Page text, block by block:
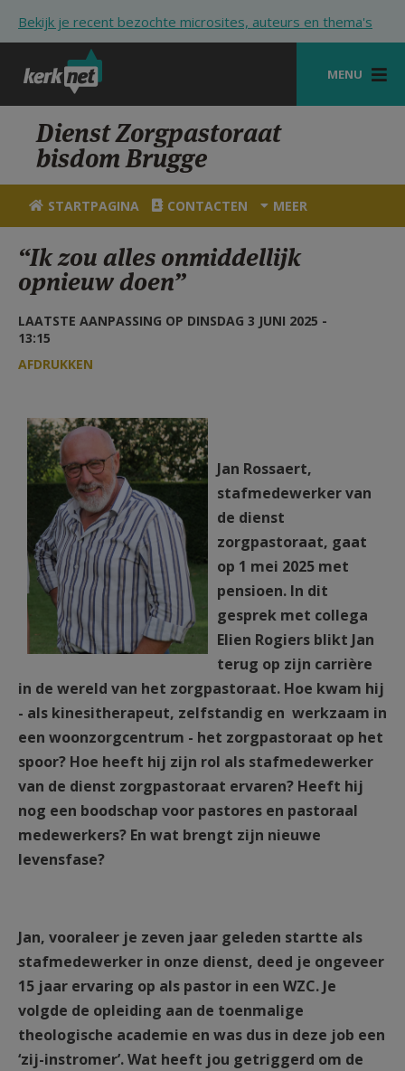
Bekijk je recent bezochte microsites, auteurs en thema's
MENU
STARTPAGINA
KERK
VIERINGEN
ZOEKEN
HULP
AANMELDEN OF REGISTREREN
Dienst Zorgpastoraat
bisdom Brugge
STARTPAGINA CONTACTEN MEER
“Ik zou alles onmiddellijk
opnieuw doen”
LAATSTE AANPASSING OP DINSDAG 3 JUNI 2025 -
13:15
AFDRUKKEN
Jan Rossaert
Jan Rossaert,
stafmedewerker van
de dienst
zorgpastoraat, gaat
op 1 mei 2025 met
pensioen. In dit
gesprek met collega
Elien Rogiers blikt Jan
terug op zijn carrière
in de wereld van het zorgpastoraat. Hoe kwam hij
- als kinesitherapeut, zelfstandig en werkzaam in
een woonzorgcentrum - het zorgpastoraat op het
spoor? Hoe heeft hij zijn rol als stafmedewerker
van de dienst zorgpastoraat ervaren? Heeft hij
nog een boodschap voor pastores en pastoraal
medewerkers? En wat brengt zijn nieuwe
levensfase?
Jan, vooraleer je zeven jaar geleden startte als
stafmedewerker in onze dienst, deed je ongeveer
15 jaar ervaring op als pastor in een WZC. Je
volgde de opleiding aan de toenmalige
theologische academie en was dus in deze job een
‘zij-instromer’. Wat heeft jou getriggerd om de